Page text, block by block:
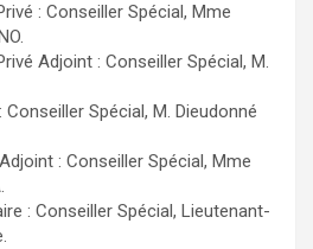
: Conseiller Spécial, Mme
Adjoint : Conseiller Spécial, M.
Spécial, M. Dieudonné
: Conseiller Spécial, Mme
: Conseiller Spécial, Lieutenant-